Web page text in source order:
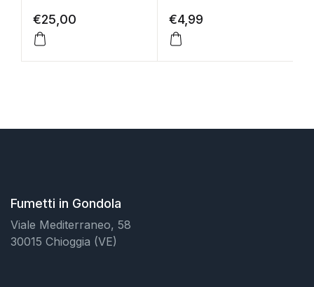
€25,00 €4,99
Fumetti in Gondola
Viale Mediterraneo, 58
30015 Chioggia (VE)